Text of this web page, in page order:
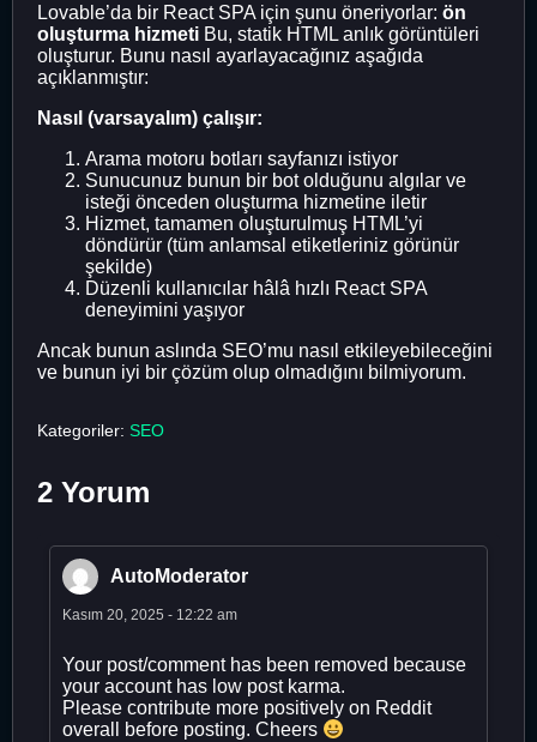
Lovable’da bir React SPA için şunu öneriyorlar: ön
oluşturma hizmeti Bu, statik HTML anlık görüntüleri
oluşturur. Bunu nasıl ayarlayacağınız aşağıda
açıklanmıştır:
Nasıl (varsayalım) çalışır:
Arama motoru botları sayfanızı istiyor
Sunucunuz bunun bir bot olduğunu algılar ve
isteği önceden oluşturma hizmetine iletir
Hizmet, tamamen oluşturulmuş HTML’yi
döndürür (tüm anlamsal etiketleriniz görünür
şekilde)
Düzenli kullanıcılar hâlâ hızlı React SPA
deneyimini yaşıyor
Ancak bunun aslında SEO’mu nasıl etkileyebileceğini
ve bunun iyi bir çözüm olup olmadığını bilmiyorum.
Kategoriler: SEO
2 Yorum
AutoModerator
Kasım 20, 2025 - 12:22 am
Your post/comment has been removed because
your account has low post karma.
Please contribute more positively on Reddit
overall before posting. Cheers